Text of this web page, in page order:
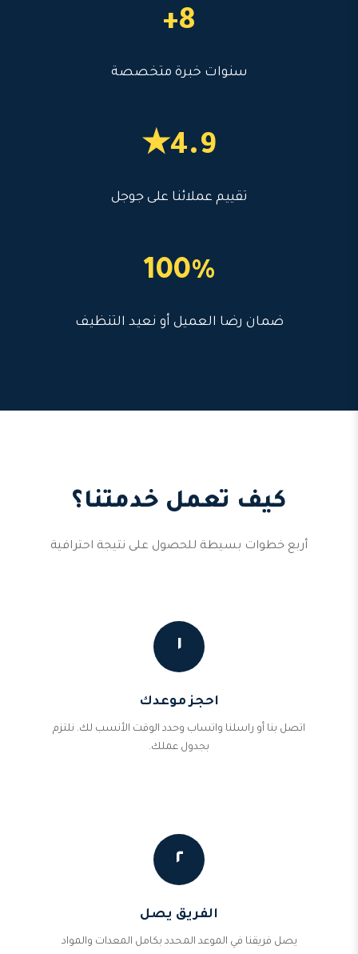
8+
سنوات خبرة متخصصة
4.9★
تقييم عملائنا على جوجل
100%
ضمان رضا العميل أو نعيد التنظيف
كيف تعمل خدمتنا؟
أربع خطوات بسيطة للحصول على نتيجة احترافية
١
احجز موعدك
اتصل بنا أو راسلنا واتساب وحدد الوقت الأنسب لك. نلتزم
بجدول عملك.
٢
الفريق يصل
يصل فريقنا في الموعد المحدد بكامل المعدات والمواد